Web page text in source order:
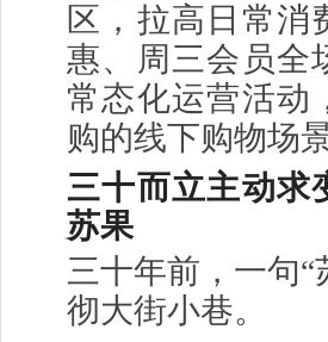
区，拉高日常消
惠、周三会员全
常态化运营活动
购的线下购物场景
三十而立主动求
苏果
三十年前，一句
彻大街小巷。